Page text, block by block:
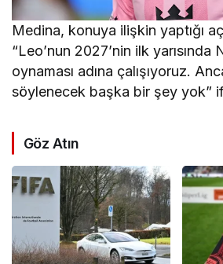
Medina, konuya ilişkin yaptığı
“Leo’nun 2027’nin ilk yarısında
oynaması adına çalışıyoruz.
söylenecek başka bir şey yok”
Göz Atın